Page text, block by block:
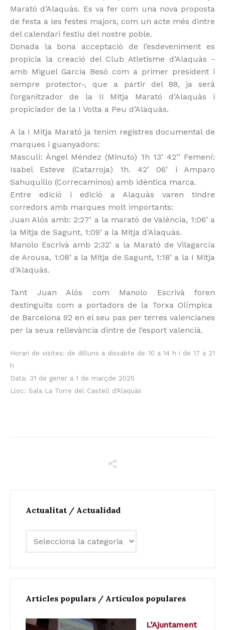
Marató d’Alaquàs. Es va fer com una nova proposta
de festa a les festes majors, com un acte més dintre
del calendari festiu del nostre poble.
Donada la bona acceptació de l’esdeveniment es
propicia la creació del Club Atletisme d’Alaquàs -
amb Miguel Garcia Besó com a primer president i
sempre protector-, que a partir del 88, ja serà
l’organitzador de la II Mitja Marató d’Alaquàs i
propiciador de la I Volta a Peu d’Alaquàs.
A la I Mitja Marató ja tenim registres documental de
marques i guanyadors:
Masculí: Àngel Méndez (Minuto) 1h 13’ 42’’ Femení:
Isabel Esteve (Catarroja) 1h. 42’ 06’ i Amparo
Sahuquillo (Correcaminos) amb idèntica marca.
Entre edició i edició a Alaquàs varen tindre
corredors amb marques molt importants:
Juan Alós amb: 2:27’ a la marató de València, 1:06’ a
la Mitja de Sagunt, 1:09’ a la Mitja d’Alaquàs.
Manolo Escrivà amb 2:32’ a la Marató de Vilagarcía
de Arousa, 1:08’ a la Mitja de Sagunt, 1:18’ a la I Mitja
d’Alaquàs.
Tant Juan Alós com Manolo Escrivà foren
destinguits com a portadors de la Torxa Olímpica
de Barcelona 92 en el seu pas per terres valencianes
per la seua rellevància dintre de l’esport valencià.
Horari de visites: de dilluns a dissabte de 10 a 14 h i de 17 a 21
h
Data: 31 de gener a 1 de marçde 2025
Lloc: Sala La Torre del Castell d’Alaquàs
Actualitat / Actualidad
Articles populars / Artículos populares
L’Ajuntament